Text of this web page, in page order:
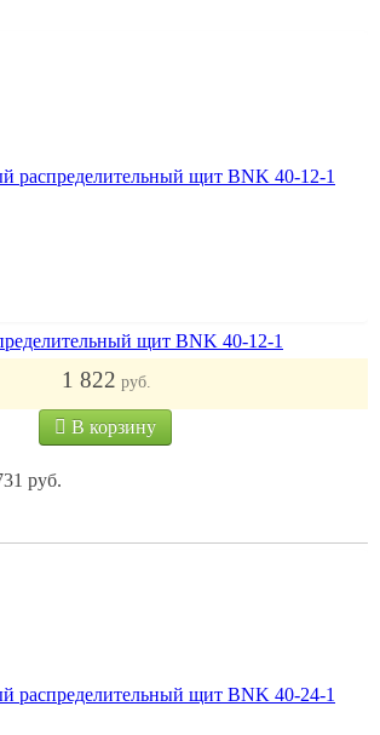
щит BNK 40-12-1
1 822 руб.
В корзину
руб.